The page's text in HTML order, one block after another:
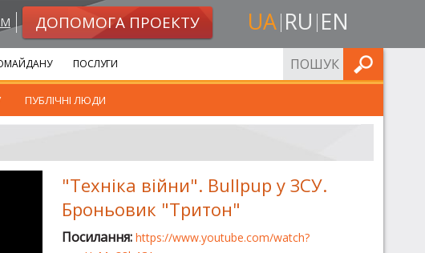
ДОПОМОГА ПРОЕКТУ UA RU EN
ПУБЛІЧНІ ЛЮДИ
ПОСЛУГИ ШУКАТИ
"Техніка війни". Bullpup у ЗСУ.
Броньовик "Тритон"
Посилання: https://www.youtube.com/watch?